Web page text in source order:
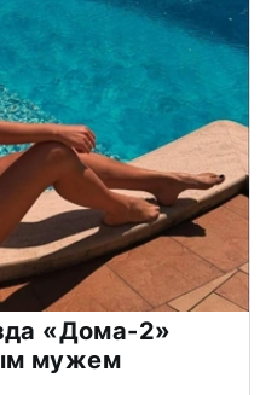
«Дома-2»
мужем